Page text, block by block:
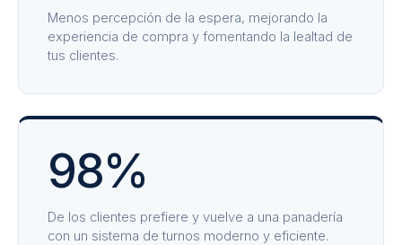
Menos percepción de la espera, mejorando la
experiencia de compra y fomentando la lealtad de
tus clientes.
98%
De los clientes prefiere y vuelve a una panadería
con un sistema de turnos moderno y eficiente.